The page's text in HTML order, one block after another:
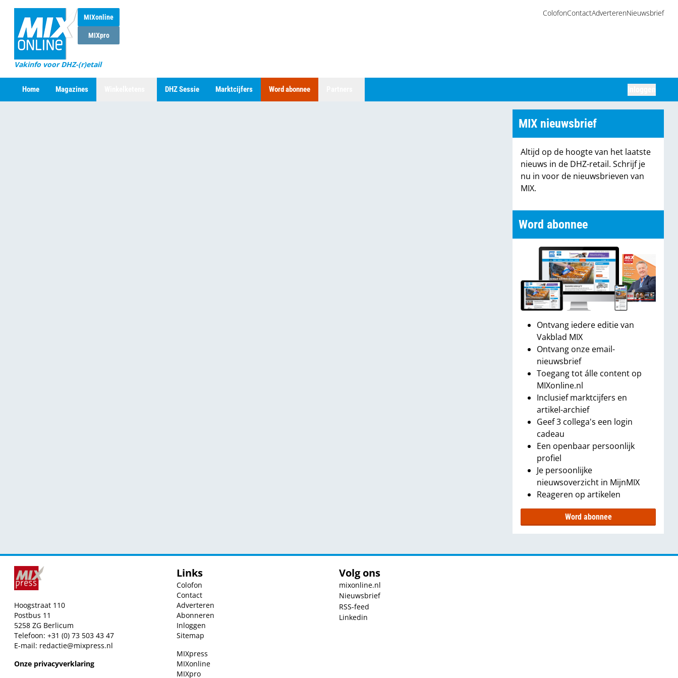
MIXonline
MIXpro
Vakinfo voor DHZ-(r)etail
ColofonContactAdverterenNieuwsbrief
Home Magazines DHZ Sessie Marktcijfers Word abonnee
MIX nieuwsbrief
Altijd op de hoogte van het laatste
nieuws in de DHZ-retail. Schrijf je
nu in voor de nieuwsbrieven van
MIX.
Word abonnee
Ontvang iedere editie van
Vakblad MIX
Ontvang onze email-
nieuwsbrief
Toegang tot álle content op
MIXonline.nl
Inclusief marktcijfers en
artikel-archief
Geef 3 collega's een login
cadeau
Een openbaar persoonlijk
profiel
Je persoonlijke
nieuwsoverzicht in MijnMIX
Reageren op artikelen
Word abonnee
Hoogstraat 110
Postbus 11
5258 ZG Berlicum
Telefoon: +31 (0) 73 503 43 47
E-mail: redactie@mixpress.nl
Onze privacyverklaring
Links
Colofon
Contact
Adverteren
Abonneren
Inloggen
Sitemap
MIXpress
MIXonline
MIXpro
Volg ons
mixonline.nl
Nieuwsbrief
RSS-feed
Linkedin